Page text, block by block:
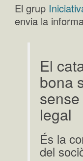
El grup
envia la
El
bona
legal
És la
del